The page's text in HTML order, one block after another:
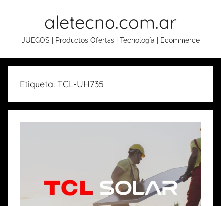
aletecno.com.ar
JUEGOS | Productos Ofertas | Tecnología | Ecommerce
Etiqueta: TCL-UH735